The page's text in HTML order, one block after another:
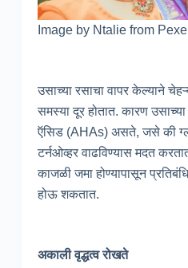
Image by Ntalie from
उसाच्या रसाचा वापर केल्याने
समस्या दूर होतात. कारण
ऍसिड (AHAs) असते, जसे की
टर्नओव्हर वाढविण्यास मदत
काजळी जमा होण्यापासून
होऊ शकतात.
अकाली वृद्धत्व रोखते